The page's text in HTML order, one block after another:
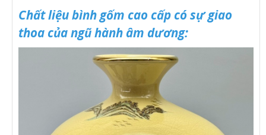
Chất liệu bình gốm cao cấp có sự giao
thoa của ngũ hành âm dương: